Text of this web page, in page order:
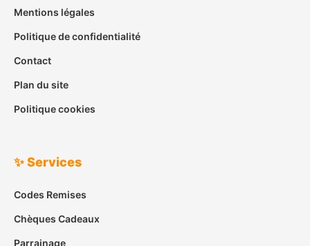
Mentions légales
Politique de confidentialité
Contact
Plan du site
Politique cookies
✨ Services
Codes Remises
Chèques Cadeaux
Parrainage